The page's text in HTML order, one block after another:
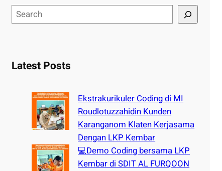
e
cLatest Posts
Ekstrakurikuler Coding di MI
Roudlotuzzahidin Kunden
Karanganom Klaten Kerjasama
Dengan LKP Kembar
💻Demo Coding bersama LKP
Kembar di SDIT AL FURQOON